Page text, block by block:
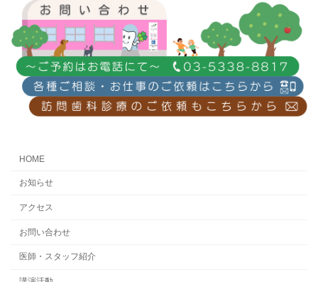
HOME
お知らせ
アクセス
お問い合わせ
医師・スタッフ紹介